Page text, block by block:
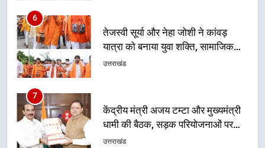
7
केंद्रीय मंत्री अजय टम्टा और मुख्यमंत्री
धामी की बैठक, सड़क परियोजनाओं पर
हुआ मंथन
उत्तराखंड
8
एमडीडीए बोर्ड बैठक में 25 विकास प्रस्तावों
को मिली मंजूरी, देहरादून-मसूरी के
नियोजित विकास को मिलेगी रफ्तार
उत्तराखंड